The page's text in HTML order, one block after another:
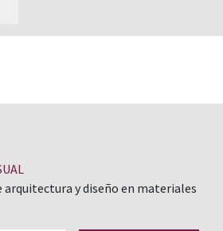
y diseño en materiales